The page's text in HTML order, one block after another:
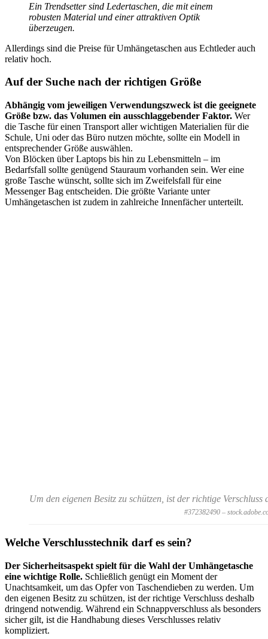
Ein Trendsetter sind Ledertaschen, die mit einem
robusten Material und einer attraktiven Optik
überzeugen.
Allerdings sind die Preise für Umhängetaschen aus Echtleder auch
relativ hoch.
Auf der Suche nach der richtigen Größe
Abhängig vom jeweiligen Verwendungszweck ist die geeignete
Größe bzw. das Volumen ein ausschlaggebender Faktor. Wer
die Tasche für einen Transport aller wichtigen Materialien für die
Schule, Uni oder das Büro nutzen möchte, sollte ein Modell in
entsprechender Größe auswählen.
Von Blöcken über Laptops bis hin zu Lebensmitteln – im
Bedarfsfall sollte genügend Stauraum vorhanden sein. Wer eine
große Tasche wünscht, sollte sich im Zweifelsfall für eine
Messenger Bag entscheiden. Die größte Variante unter
Umhängetaschen ist zudem in zahlreiche Innenfächer unterteilt.
Um den eigenen Besitz zu schützen, ist der richtige
#372382490 –
Welche Verschlusstechnik darf es sein?
Der Sicherheitsaspekt spielt für die Wahl der Umhängetasche
eine wichtige Rolle. Schließlich genügt ein Moment der
Unachtsamkeit, um das Opfer von Taschendieben zu werden. Um
den eigenen Besitz zu schützen, ist der richtige Verschluss deshalb
dringend notwendig. Während ein Schnappverschluss als besonders
sicher gilt, ist die Handhabung dieses Verschlusses relativ
kompliziert.